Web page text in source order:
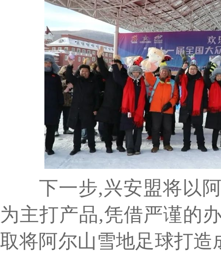
下一步,兴安盟将以阿
为主打产品,凭借严谨的
取将阿尔山雪地足球打